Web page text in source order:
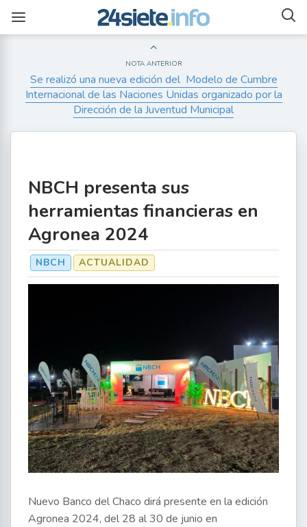
NOTA ANTERIOR
Se realizó una nueva edición del Modelo de Cumbre
Internacional de las Naciones Unidas organizado por la
Dirección de la Juventud Municipal
NBCH presenta sus
herramientas financieras en
Agronea 2024
NBCH ACTUALIDAD
Nuevo Banco del Chaco dirá presente en la edición
Agronea 2024, del 28 al 30 de junio en